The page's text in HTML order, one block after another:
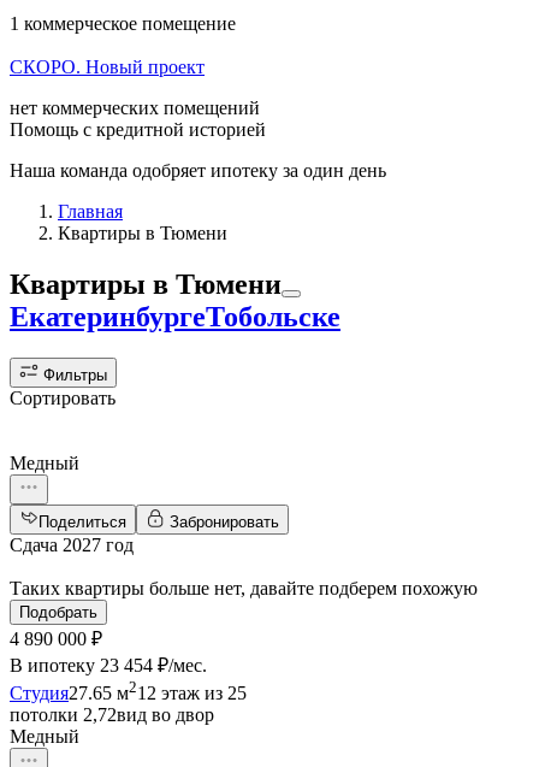
1 коммерческое помещение
СКОРО. Новый проект
нет коммерческих помещений
Помощь с кредитной историей
Наша команда одобряет ипотеку за один день
Главная
Квартиры в Тюмени
Квартиры в Тюмени
ЕкатеринбургеТобольске
Фильтры
Сортировать
Медный
Поделиться Забронировать
Сдача 2027 год
Таких квартиры больше нет, давайте подберем похожую
Подобрать
4 890 000 ₽
В ипотеку 23 454 ₽/мес.
Студия27.65 м212 этаж из 25
потолки 2,72вид во двор
Медный